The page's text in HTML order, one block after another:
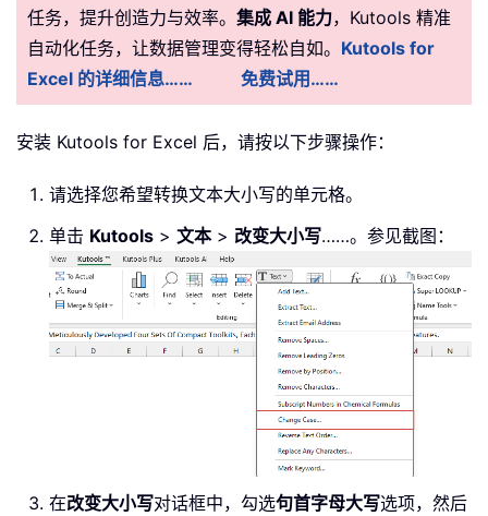
任务，提升创造力与效率。 集成 AI 能力，Kutools 精准
自动化任务，让数据管理变得轻松自如。 Kutools for
Excel 的详细信息……
免费试用……
安装 Kutools for Excel 后，请按以下步骤操作：
请选择您希望转换文本大小写的单元格。
单击 Kutools > 文本> 改变大小写……。参见截图：
在改变大小写对话框中，勾选句首字母大写选项，然后